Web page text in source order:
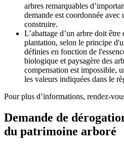
arbres remarquables
demande est coordonnée avec
construire.
L’abattage d’un arbre doit
plantation, selon le principe
définies en fonction de
biologique et paysagère des
compensation est impossible,
les valeurs indiquées dans le
Pour plus d’informations, rendez-
Demande de
du patrimoine arboré